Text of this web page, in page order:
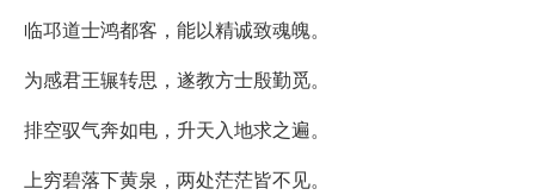
临邛道士鸿都客，能以精诚致魂魄。
为感君王辗转思，遂教方士殷勤觅。
排空驭气奔如电，升天入地求之遍。
上穷碧落下黄泉，两处茫茫皆不见。